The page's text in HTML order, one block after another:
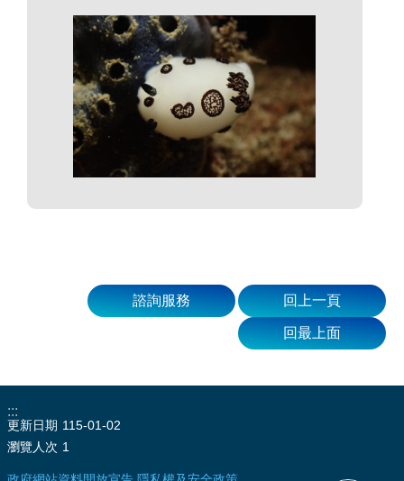
諮詢服務 回上一頁
回最上面
:::
更新日期 115-01-02
瀏覽人次 1